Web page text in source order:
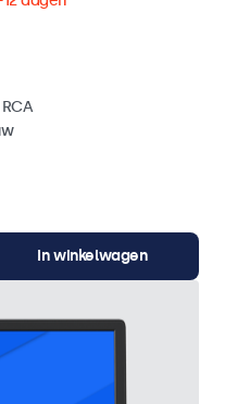
In winkelwagen